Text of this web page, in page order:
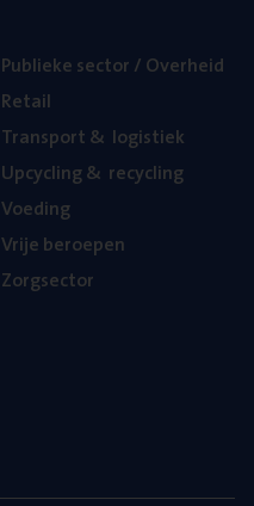
Publie­ke sec­tor / Overheid
Retail
Trans­port& logistiek
Upcy­cling& recycling
Voe­ding
Vrije beroe­pen
Zorg­sec­tor